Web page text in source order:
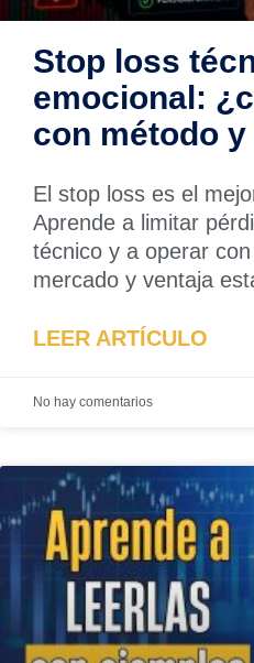
Stop loss
emocional:
con método
El stop loss es el
Aprende a limitar
técnico y a operar
mercado y ventaja
LEER ARTÍCULO
No hay comentarios